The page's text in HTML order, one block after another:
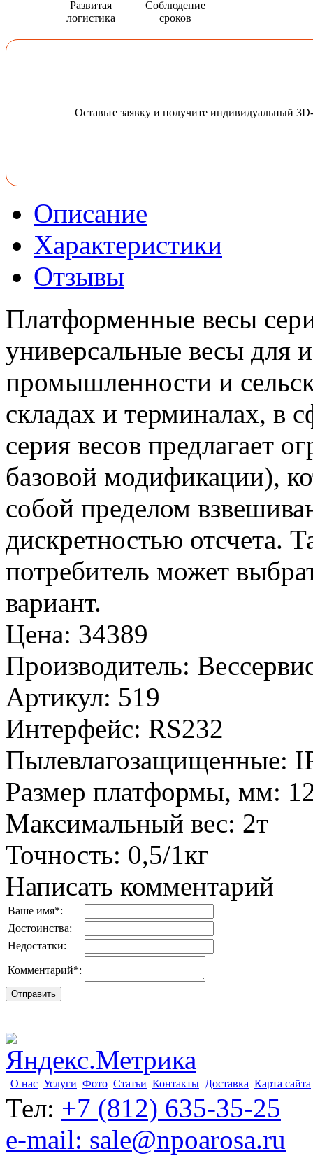
Развитая
логистика
Соблюдение
сроков
Оставьте заявку и получите индивидуальный
Описание
Характеристики
Отзывы
Платформенные весы
универсальные весы для
промышленности и
складах и терминалах, в
серия весов предлагает
базовой модификации),
собой пределом
дискретностью отсчета.
потребитель может
вариант.
Цена: 34389
Производитель:
Артикул: 519
Интерфейс: RS232
Пылевлагозащищенные:
Размер платформы, мм:
Максимальный вес: 2т
Точность: 0,5/1кг
Написать комментарий
Ваше имя*:
Достоинства:
Недостатки:
Комментарий*:
О нас Услуги Фото Статьи Контакты Доставка Карта сайта
Тел: +7 (812) 635-35-25
e-mail: sale@npoarosa.ru